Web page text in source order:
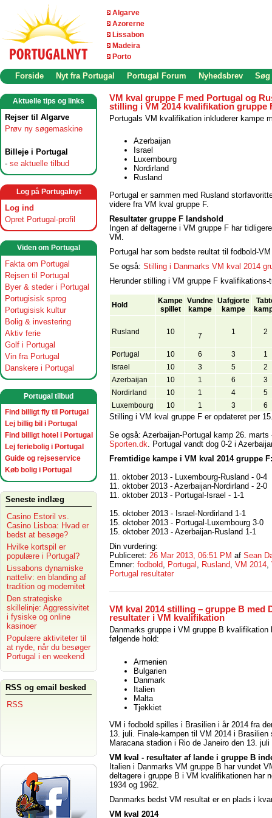
Algarve
Azorerne
Lissabon
Madeira
Porto
Forside Nyt fra Portugal Portugal Forum Nyhedsbrev Søg
Aktuelle tips og links
Rejser til Algarve
Prøv ny søgemaskine
Billeje i Portugal
- se aktuelle tilbud
Log på Portugalnyt
Log ind
Opret Portugal-profil
Viden om Portugal
Fakta om Portugal
Rejsen til Portugal
Byer & steder i Portugal
Portugisisk sprog
Portugisisk kultur
Bolig & investering
Aktiv ferie
Golf i Portugal
Vin fra Portugal
Danskere i Portugal
Portugal tilbud
Find billigt fly til Portugal
Lej billig bil i Portugal
Find billigt hotel i Portugal
Lej feriebolig i Portugal
Guide og rejseservice
Køb bolig i Portugal
Seneste indlæg
Casino Estoril vs.
Casino Lisboa: Hvad er
bedst at besøge?
Hvilke kortspil er
populære i Portugal?
Lissabons dynamiske
natteliv: en blanding af
tradition og modernitet
Den strategiske
skillelinje: Aggressivitet
i fysiske og online
kasinoer
Populære aktiviteter til
at nyde, når du besøger
Portugal i en weekend
RSS og email besked
RSS
VM kval gruppe F med Portugal og
stilling i VM 2014 kvalifikation gruppe
Portugals VM kvalifikation inkluderer kampe
Azerbaijan
Israel
Luxembourg
Nordirland
Rusland
Portugal er sammen med Rusland
videre fra VM kval gruppe F.
Resultater gruppe F landshold
Ingen af deltagerne i VM gruppe F har
VM.
Portugal har som bedste reultat til fodbold-
Se også: Stilling i Danmarks VM kval 2014
Herunder stilling i VM gruppe F kvalifikations-
Hold
Kampe
spillet
Vundne
kampe
Uafgjorte
kampe
Rusland 10 7 1 2
Portugal 10 6 3
1
Israel
10 3 5
2
Azerbaijan
10 1 6
3
Nordirland
10 1 4
5
Luxembourg
10 1 3 6
Stilling i VM kval gruppe F er opdateret per
Se også: Azerbaijan-Portugal kamp 26.
Sporten.dk . Portugal vandt dog 0-2 i
Fremtidige kampe i VM kval 2014 gruppe F:
11. oktober 2013 - Luxembourg-Rusland - 0-4
11. oktober 2013 - Azerbaijan-Nordirland - 2-0
11. oktober 2013 - Portugal-Israel - 1-1
15. oktober 2013 - Israel-Nordirland 1-1
15. oktober 2013 - Portugal-Luxembourg 3-0
15. oktober 2013 - Azerbaijan-Rusland 1-1
Din vurdering:
Publiceret: 26 Mar 2013, 06:51 PM af Sean
Emner: fodbold Portugal Rusland VM 2014
Portugal resultater
VM kval 2014 stilling – gruppe B med
resultater i VM kvalifikation
Danmarks gruppe i VM gruppe B kvalifikation
følgende hold:
Armenien
Bulgarien
Danmark
Italien
Malta
Tjekkiet
VM i fodbold spilles i Brasilien i år 2014 fra
13. juli. Finale-kampen til VM 2014 i Brasilien
Maracana stadion i Rio de Janeiro den 13. juli
VM kval - resultater af lande i gruppe B
Italien i Danmarks VM gruppe B har vundet
deltagere i gruppe B i VM kvalifikationen har
1934 og 1962.
Danmarks bedst VM resultat er en plads i
VM kval 2014